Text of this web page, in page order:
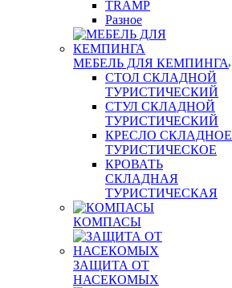
TRAMP
Разное
МЕБЕЛЬ ДЛЯ КЕМПИНГА
СТОЛ СКЛАДНОЙ
ТУРИСТИЧЕСКИЙ
СТУЛ СКЛАДНОЙ
ТУРИСТИЧЕСКИЙ
КРЕСЛО СКЛАДНОЕ
ТУРИСТИЧЕСКОЕ
КРОВАТЬ
СКЛАДНАЯ
ТУРИСТИЧЕСКАЯ
КОМПАСЫ
ЗАЩИТА ОТ
НАСЕКОМЫХ